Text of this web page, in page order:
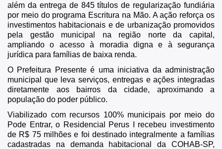
além da entrega de 845 títulos de regularização fundiária
por meio do programa Escritura na Mão. A ação reforça os
investimentos habitacionais e de urbanização promovidos
pela gestão municipal na região norte da capital,
ampliando o acesso à moradia digna e à segurança
jurídica para famílias de baixa renda.
O Prefeitura Presente é uma iniciativa da administração
municipal que leva serviços, entregas e ações integradas
diretamente aos bairros da cidade, aproximando a
população do poder público.
Viabilizado com recursos 100% municipais por meio do
Pode Entrar, o Residencial Perus I recebeu investimento
de R$ 75 milhões e foi destinado integralmente a famílias
cadastradas na demanda habitacional da COHAB-SP,